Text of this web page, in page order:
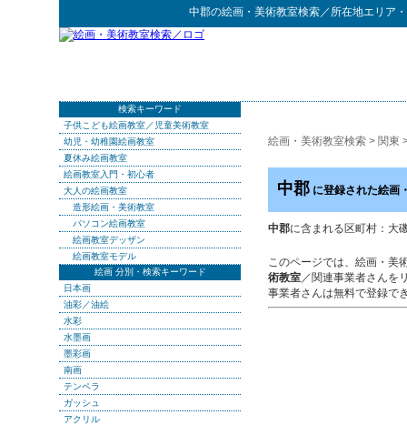
中郡の絵画・美術教室検索／所在地エリア
絵画・美術教室検索 > 関東
中郡 に登録された絵画
中郡に含まれる区町村：大
このページでは、絵画・美
術教室／関連事業者さんを
事業者さんは無料で登録で
検索キーワード
子供こども絵画教室／児童美術教室
幼児・幼稚園絵画教室
夏休み絵画教室
絵画教室入門・初心者
大人の絵画教室
造形絵画・美術教室
パソコン絵画教室
絵画教室デッザン
絵画教室モデル
絵画 分別・検索キーワード
日本画
油彩／油絵
水彩
水墨画
墨彩画
南画
テンペラ
ガッシュ
アクリル